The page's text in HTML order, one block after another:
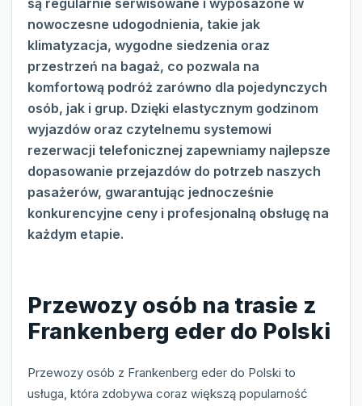
są regularnie serwisowane i wyposażone w
nowoczesne udogodnienia, takie jak
klimatyzacja, wygodne siedzenia oraz
przestrzeń na bagaż, co pozwala na
komfortową podróż zarówno dla pojedynczych
osób, jak i grup. Dzięki elastycznym godzinom
wyjazdów oraz czytelnemu systemowi
rezerwacji telefonicznej zapewniamy najlepsze
dopasowanie przejazdów do potrzeb naszych
pasażerów, gwarantując jednocześnie
konkurencyjne ceny i profesjonalną obsługę na
każdym etapie.
Przewozy osób na trasie z
Frankenberg eder do Polski
Przewozy osób z Frankenberg eder do Polski to
usługa, która zdobywa coraz większą popularność